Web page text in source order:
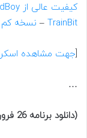
کیفیت عالی از UploadBoy
TrainBit
– نسخه
[جهت مشاهده
…
(دانلود برنامه 26 فروردین 1395)